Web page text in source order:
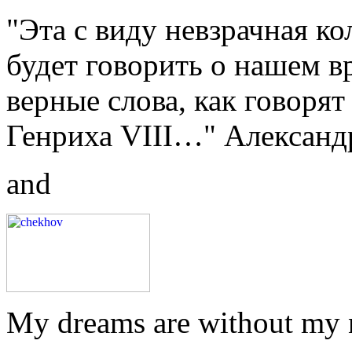
"Эта с виду невзрачная
будет говорить о нашем
верные слова, как
Генриха VIII…"
and
My dreams are without my